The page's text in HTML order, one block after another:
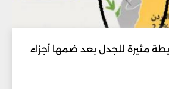
مثيرة للجدل بعد ضمها أجزاء